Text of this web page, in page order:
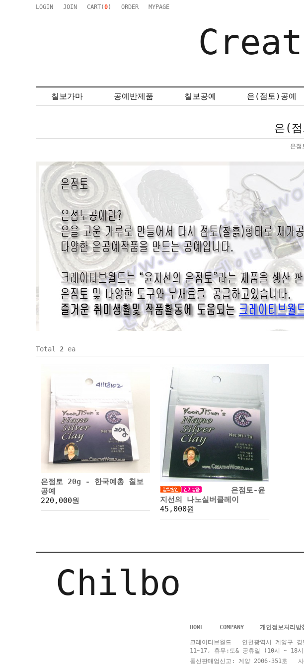
LOGIN JOIN CART(0) ORDER MYPAGE
칠보가마 공예반제품 칠보공예 은(점토)공예
은(
은점
Total 2 ea
은점토 20g - 한국예총 칠보
공예
220,000원
은점토-윤
지선의 나노실버클레이
45,000원
Chilbo
HOME COMPANY 개인정보처리방
크레이티브월드 인천광역시 계양구
11~17, 휴무:토& 공휴일 (10시 ~ 18시
통신판매업신고: 계양 2006-351호